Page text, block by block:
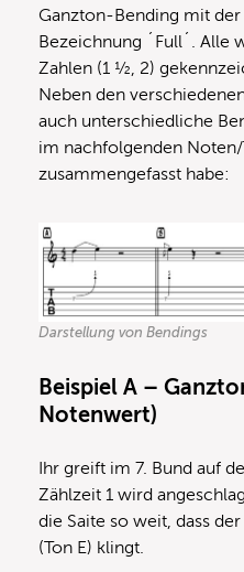
Ganzton-Bending mit der
Bezeichnung ´Full´. Alle
Zahlen (1 ½, 2)
Neben den
auch unterschiedliche
im nachfolgenden
zusammengefasst habe:
Darstellung von Bendings
Beispiel A –
Notenwert)
Ihr greift im 7. Bund auf
Zählzeit 1 wird
die Saite so weit, dass
(Ton E) klingt.